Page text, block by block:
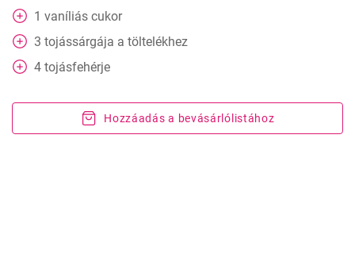
1 vaníliás cukor
3 tojássárgája a töltelékhez
4 tojásfehérje
Hozzáadás a bevásárlólistához